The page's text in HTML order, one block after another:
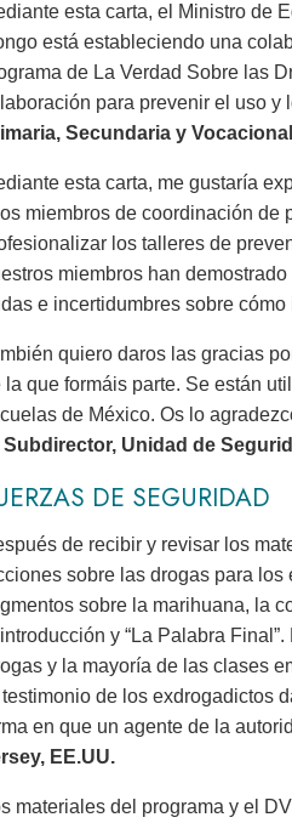
esta carta, el Ministro de
está estableciendo una
de La Verdad Sobre las
para prevenir el uso y
Secundaria y
esta carta, me gustaría
miembros de coordinación de
los talleres de
miembros han
e incertidumbres sobre
quiero daros las gracias
la que formáis parte. Se están
de México. Os lo
Unidad de
DE SEGURIDAD
de recibir y revisar los
sobre las drogas para
sobre la marihuana, la
introducción y “La Palabra
y la mayoría de las clases
testimonio de los exdrogadictos
en que un agente de la
EE.UU.
materiales del programa y el